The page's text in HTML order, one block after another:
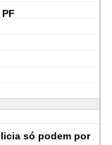
só podem por